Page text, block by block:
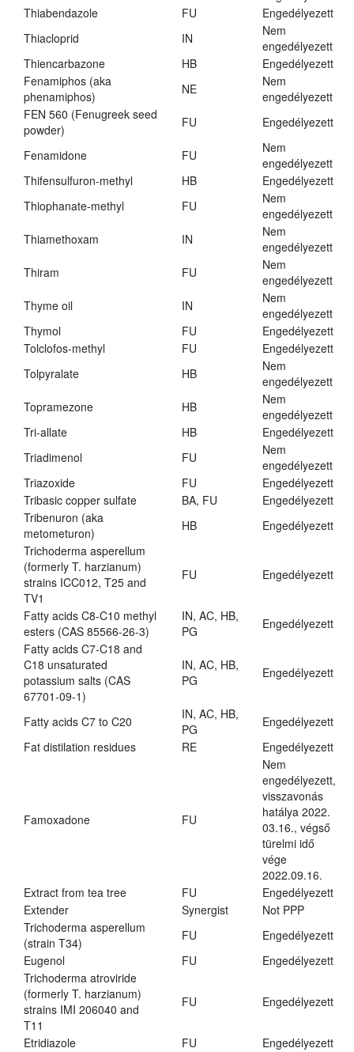
Thiabendazole
FU
Engedélyezett
Thiacloprid
IN
Nem
engedélyezett
Thiencarbazone
HB
Engedélyezett
Fenamiphos (aka
phenamiphos)
NE
Nem
engedélyezett
FEN 560 (Fenugreek seed
powder)
FU Engedélyezett
Fenamidone FU
Nem
engedélyezett
Thifensulfuron-methyl
HB
Engedélyezett
Thiophanate-methyl
FU
Nem
engedélyezett
Thiamethoxam
IN
Nem
engedélyezett
Thiram
FU
Nem
engedélyezett
Thyme oil
IN
Nem
engedélyezett
Thymol
FU
Engedélyezett
Tolclofos-methyl
FU
Engedélyezett
Tolpyralate
HB
Nem
engedélyezett
Topramezone
HB
Nem
engedélyezett
Tri-allate
HB
Engedélyezett
Triadimenol
FU
Nem
engedélyezett
Triazoxide
FU
Engedélyezett
Tribasic copper sulfate
BA, FU
Engedélyezett
Tribenuron (aka
metometuron)
HB
Engedélyezett
Trichoderma asperellum
(formerly T. harzianum)
strains ICC012, T25 and
TV1
FU Engedélyezett
Fatty acids C8-C10 methyl
esters (CAS 85566-26-3)
IN, AC, HB,
PG
Engedélyezett
Fatty acids C7-C18 and
C18 unsaturated
potassium salts (CAS
67701-09-1)
IN, AC, HB,
PG
Engedélyezett
Fatty acids C7 to C20
IN, AC, HB,
PG
Engedélyezett
Fat distilation residues
RE Engedélyezett
Famoxadone FU
Nem
engedélyezett,
visszavonás
hatálya 2022.
03.16., végső
türelmi idő
vége
2022.09.16.
Extract from tea tree
FU
Engedélyezett
Extender
Synergist
Not PPP
Trichoderma asperellum
(strain T34)
FU
Engedélyezett
Eugenol
FU
Engedélyezett
Trichoderma atroviride
(formerly T. harzianum)
strains IMI 206040 and
T11
FU Engedélyezett
Etridiazole FU
Engedélyezett